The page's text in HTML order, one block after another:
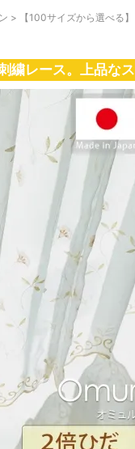
>
【100サイズから選べる
繍レース。上品な